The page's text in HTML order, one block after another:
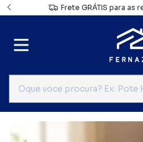
Frete GRÁTIS para as